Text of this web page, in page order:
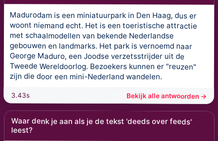
Madurodam is een miniatuurpark in Den Haag, dus er
woont niemand echt. Het is een toeristische attractie
met schaalmodellen van bekende Nederlandse
gebouwen en landmarks. Het park is vernoemd naar
George Maduro, een Joodse verzetsstrijder uit de
Tweede Wereldoorlog. Bezoekers kunnen er "reuzen"
zijn die door een mini-Nederland wandelen.
3.43s Bekijk alle antwoorden →
Waar denk je aan als je de tekst 'deeds over feeds'
leest?